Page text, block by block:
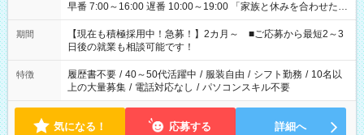
早番 7:00～16:00 遅番 10:00～19:00 「家族と休みを合わせた
い」 「余裕を持って夕飯の準備がしたい」 「できれば残業はし
たくない」 など、ご希望を教えてくださいね。 ※Wワーク希望
の方へ 今ご覧のお仕事で希望する勤務時間と、もう1つのお仕事
の勤務時間。 合計で週40時間を超える場合は応募できません。
期間
【現在も積極採用中！急募！】2カ月～ ■ご応募から最短2～3
日後の就業も相談可能です！
特徴 履歴書不要 / 40～50代活躍中 / 服装自由 / シフト勤務 / 10名以
上の大量募集 / 電話対応なし / パソコンスキル不要
気になる！ 応募する 詳細へ